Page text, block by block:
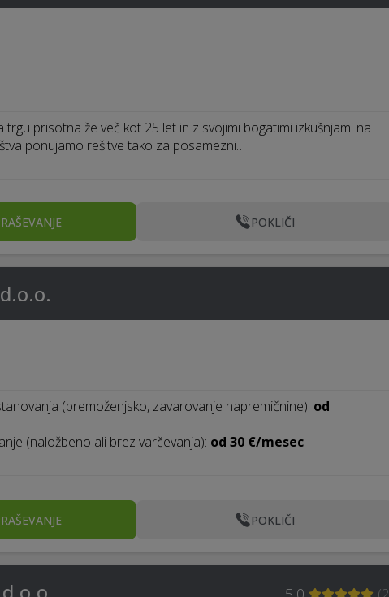
trgu prisotna že več kot 25 let in z svojimi bogatimi izkušnjami na
ponujamo rešitve tako za posamezni…
POKLIČI
(premoženjsko, zavarovanje napremičnine): od
(naložbeno ali brez varčevanja): od 30 €/mesec
POKLIČI